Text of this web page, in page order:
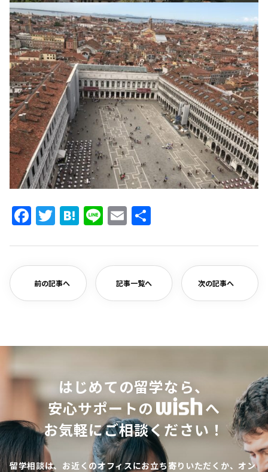
Facebook
Twitter
Hatena
LineEmail
前の記事へ 記事一覧へ 次の記事へ
はじめての留学なら、
安心サポートの
へ
お気軽にご相談ください！
留学相談は、お近くのオフィスにお立ち寄りいただくか、オン